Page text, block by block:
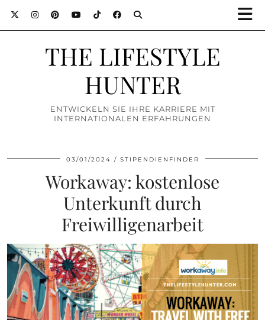
THE LIFESTYLE
HUNTER
ENTWICKELN SIE IHRE KARRIERE MIT
INTERNATIONALEN ERFAHRUNGEN
03/01/2024 STIPENDIENFINDER
Workaway: kostenlose
Unterkunft durch
Freiwilligenarbeit